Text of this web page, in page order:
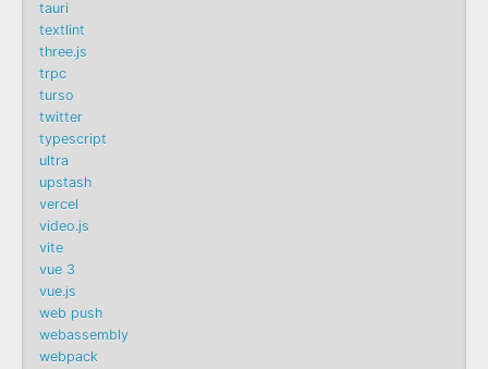
tauri
textlint
three.js
trpc
turso
twitter
typescript
ultra
upstash
vercel
video.js
vite
vue 3
vue.js
web push
webassembly
webpack